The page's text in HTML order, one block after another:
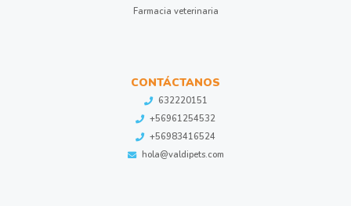
Farmacia veterinaria
CONTÁCTANOS
632220151
+56961254532
+56983416524
hola@valdipets.com